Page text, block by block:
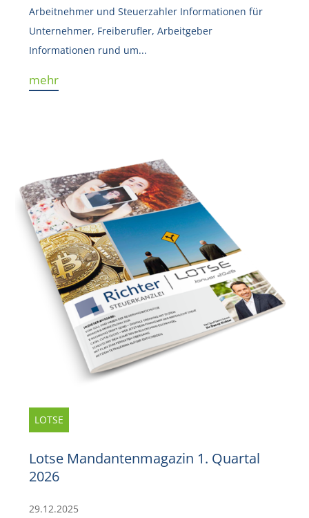
Arbeitnehmer und Steuerzahler Informationen für
Unternehmer, Freiberufler, Arbeitgeber
Informationen rund um...
mehr
LOTSE
Lotse Mandantenmagazin 1. Quartal
2026
29.12.2025